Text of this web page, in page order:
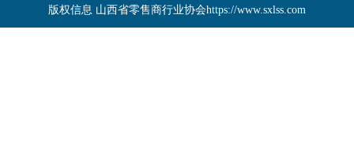
版权信息 山西省零售商行业协会https://www.sxlss.com